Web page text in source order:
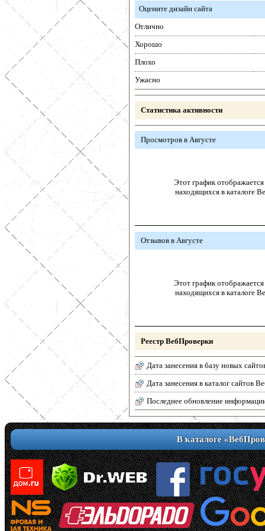
Оцените дизайн сайта
Отлично
Хорошо
Плохо
Ужасно
Статистика активности
Просмотров в Августе
Этот график отображается
находящихся в каталоге
Отзывов в Августе
Этот график отображается
находящихся в каталоге
Реестр ВебПроверки
Дата занесения в базу новых
Дата занесения в каталог сайтов
Последнее обновление
В каталоге